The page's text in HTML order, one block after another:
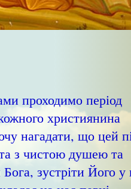
проходимо період
християнина
нагадати, що цей
з чистою душею та
зустріти Його у